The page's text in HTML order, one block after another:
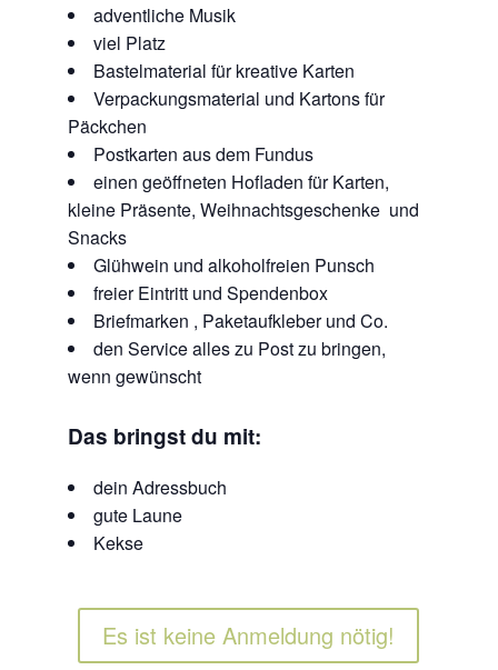
adventliche Musik
viel Platz
Bastelmaterial für kreative Karten
Verpackungsmaterial und Kartons für
Päckchen
Postkarten aus dem Fundus
einen geöffneten Hofladen für Karten,
kleine Präsente, Weihnachtsgeschenke und
Snacks
Glühwein und alkoholfreien Punsch
freier Eintritt und Spendenbox
Briefmarken , Paketaufkleber und Co.
den Service alles zu Post zu bringen,
wenn gewünscht
Das bringst du mit:
dein Adressbuch
gute Laune
Kekse
Es ist keine Anmeldung nötig!